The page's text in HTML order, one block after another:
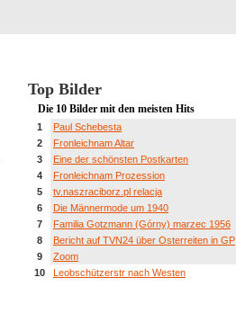
Top Bilder
Die 10 Bilder mit den meisten Hits
1 Paul Schebesta
2
Fronleichnam Altar
3
Eine der schönsten Postkarten
4
Fronleichnam Prozession
5
tv.naszraciborz.pl relacja
6
Die Männermode um 1940
7
Familia Gotzmann (Górny) marzec 1956
8
Bericht auf TVN24 über Osterreiten in GP
9
Zoom
10
Leobschützerstr nach Westen